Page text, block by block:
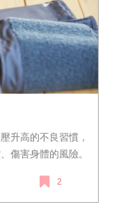
升高的不良習慣，
傷害身體的風險。
2